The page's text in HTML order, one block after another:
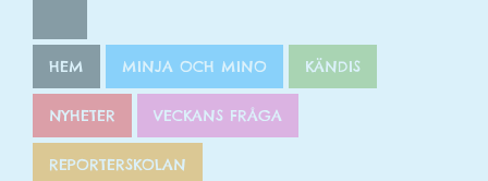
HEM MINJA OCH MINO KÄNDIS
NYHETER VECKANS FRÅGA
REPORTERSKOLAN